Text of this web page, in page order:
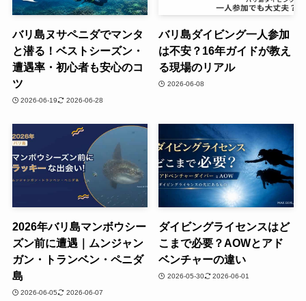
バリ島ヌサペニダでマンタ
と潜る！ベストシーズン・
遭遇率・初心者も安心のコ
ツ
2026-06-19 2026-06-28
バリ島ダイビング一人参加
は不安？16年ガイドが教え
る現場のリアル
2026-06-08
2026年バリ島マンボウシー
ズン前に遭遇｜ムンジャン
ガン・トランベン・ペニダ
島
2026-06-05 2026-06-07
ダイビングライセンスはど
こまで必要？AOWとアド
ベンチャーの違い
2026-05-30 2026-06-01